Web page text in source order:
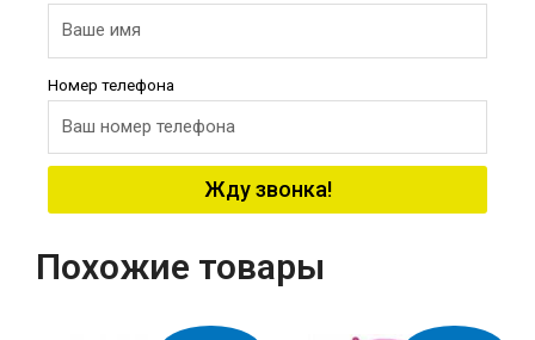
Номер телефона
Жду звонка!
Похожие товары